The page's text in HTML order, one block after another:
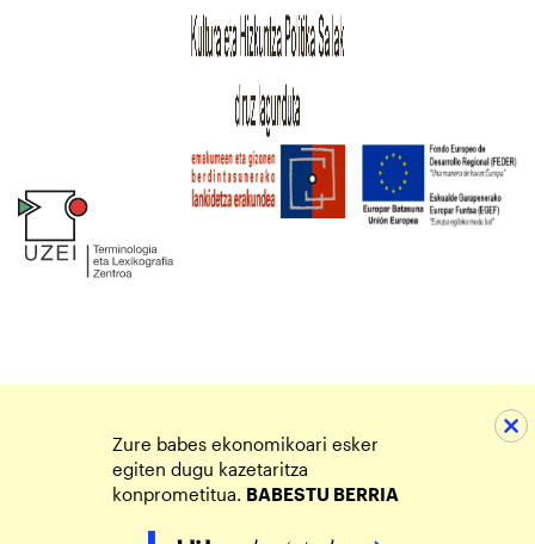
Zure babes ekonomikoari esker
egiten dugu kazetaritza
konprometitua. BABESTU BERRIA